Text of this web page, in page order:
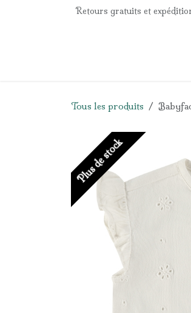
Se rendre au contenuRetours gratuits et
Tous les produits
Plus de stock